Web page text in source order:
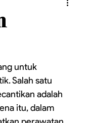
untuk
Salah satu
adalah
itu, dalam